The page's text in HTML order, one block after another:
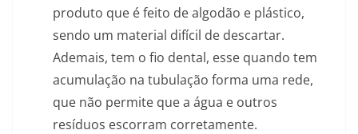
produto que é feito de algodão e plástico,
sendo um material difícil de descartar.
Ademais, tem o fio dental, esse quando tem
acumulação na tubulação forma uma rede,
que não permite que a água e outros
resíduos escorram corretamente.